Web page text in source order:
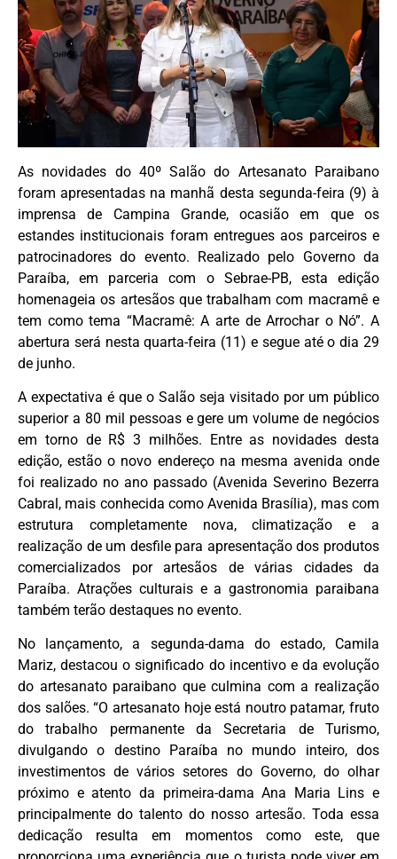
As novidades do 40º Salão do Artesanato Paraibano
foram apresentadas na manhã desta segunda-feira (9) à
imprensa de Campina Grande, ocasião em que os
estandes institucionais foram entregues aos parceiros e
patrocinadores do evento. Realizado pelo Governo da
Paraíba, em parceria com o Sebrae-PB, esta edição
homenageia os artesãos que trabalham com macramê e
tem como tema “Macramê: A arte de Arrochar o Nó”. A
abertura será nesta quarta-feira (11) e segue até o dia 29
de junho.
A expectativa é que o Salão seja visitado por um público
superior a 80 mil pessoas e gere um volume de negócios
em torno de R$ 3 milhões. Entre as novidades desta
edição, estão o novo endereço na mesma avenida onde
foi realizado no ano passado (Avenida Severino Bezerra
Cabral, mais conhecida como Avenida Brasília), mas com
estrutura completamente nova, climatização e a
realização de um desfile para apresentação dos produtos
comercializados por artesãos de várias cidades da
Paraíba. Atrações culturais e a gastronomia paraibana
também terão destaques no evento.
No lançamento, a segunda-dama do estado, Camila
Mariz, destacou o significado do incentivo e da evolução
do artesanato paraibano que culmina com a realização
dos salões. “O artesanato hoje está noutro patamar, fruto
do trabalho permanente da Secretaria de Turismo,
divulgando o destino Paraíba no mundo inteiro, dos
investimentos de vários setores do Governo, do olhar
próximo e atento da primeira-dama Ana Maria Lins e
principalmente do talento do nosso artesão. Toda essa
dedicação resulta em momentos como este, que